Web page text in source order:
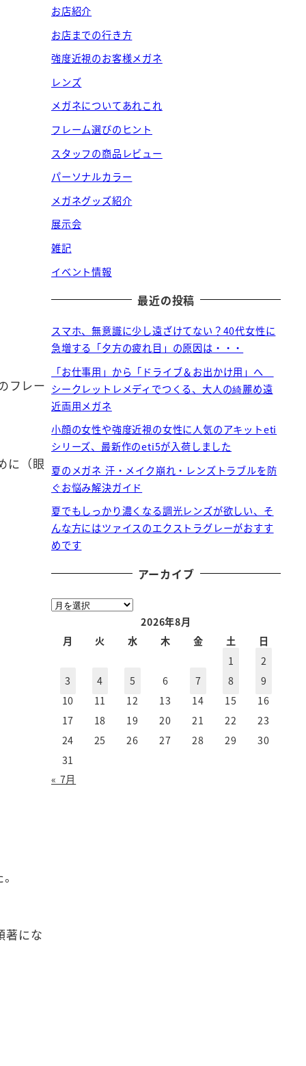
フレー
に（眼
著にな
お店紹介
お店までの行き方
強度近視のお客様メガネ
レンズ
メガネについてあれこれ
フレーム選びのヒント
スタッフの商品レビュー
パーソナルカラー
メガネグッズ紹介
展示会
雑記
イベント情報
最近の投稿
スマホ、無意識に少し遠ざけてない？40代女性に
急増する「夕方の疲れ目」の原因は・・・
「お仕事用」から「ドライブ＆お出かけ用」へ
シークレットレメディでつくる、大人の綺麗め遠
近両用メガネ
小顔の女性や強度近視の女性に人気のアキットeti
シリーズ、最新作のeti5が入荷しました
夏のメガネ 汗・メイク崩れ・レンズトラブルを防
ぐお悩み解決ガイド
夏でもしっかり濃くなる調光レンズが欲しい、そ
んな方にはツァイスのエクストラグレーがおすす
めです
アーカイブ
ア
2026年8月
月
火 水 木 金 土
日
1
2
3
4 5 6 7 8
9
10
11 12 13 14 15
16
17
18 19 20 21 22
23
24
25 26 27 28 29
30
31
« 7月